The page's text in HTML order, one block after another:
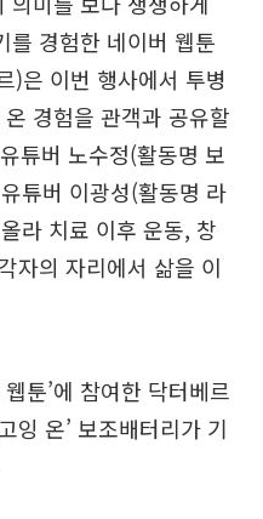
를 경험한 네이버 웹툰
)은 이번 행사에서 투병
경험을 관객과 공유할
튜버 노수정(활동명 보
튜버 이광성(활동명 라
라 치료 이후 운동, 창
자의 자리에서 삶을 이
툰’에 참여한 닥터베르
잉 온’ 보조배터리가 기